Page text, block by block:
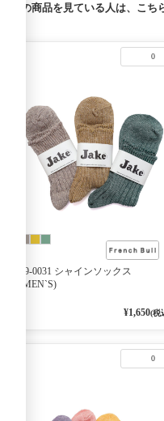
この商品を見ている人は、こ
0
09-0031 シャインソックス
(MEN`S)
¥1,650(税
0